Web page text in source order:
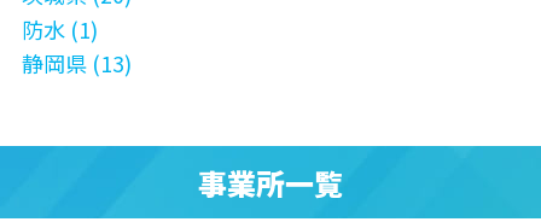
防水 (1)
静岡県 (13)
事業所一覧